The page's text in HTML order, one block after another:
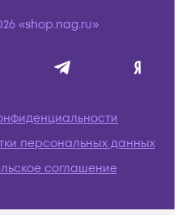
«shop.nag.ru»
персональных данных
соглашение